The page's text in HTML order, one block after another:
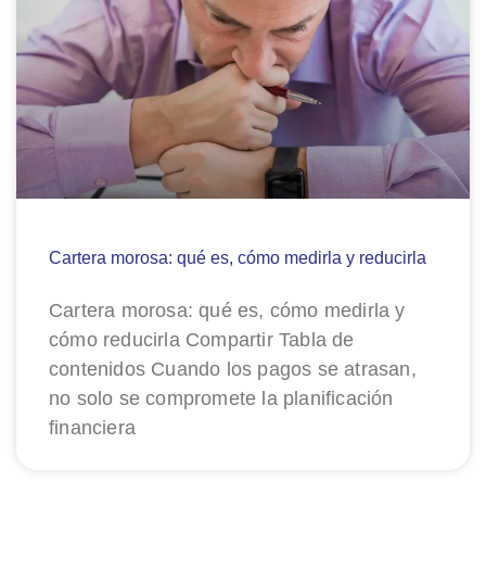
Cartera morosa: qué es, cómo medirla y reducirla
Cartera morosa: qué es, cómo medirla y
cómo reducirla Compartir Tabla de
contenidos Cuando los pagos se atrasan,
no solo se compromete la planificación
financiera